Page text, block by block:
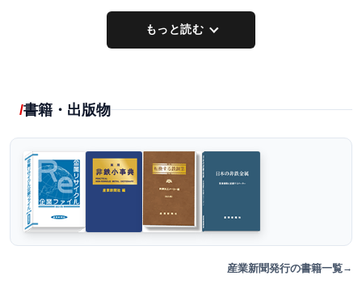
もっと読む
書籍・出版物
産業新聞発行の書籍一覧